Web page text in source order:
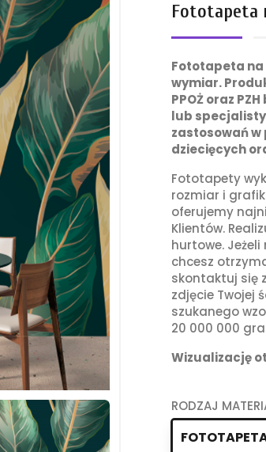
Fototapeta
Fototapeta
wymiar.
PPOŻ oraz
lub
zastosowań
dziecięcych
Fototapety
rozmiar i
oferujemy
Klientów.
hurtowe.
chcesz
skontaktuj się
zdjęcie Twojej
szukanego
20 000 000
Wizualizację
RODZAJ